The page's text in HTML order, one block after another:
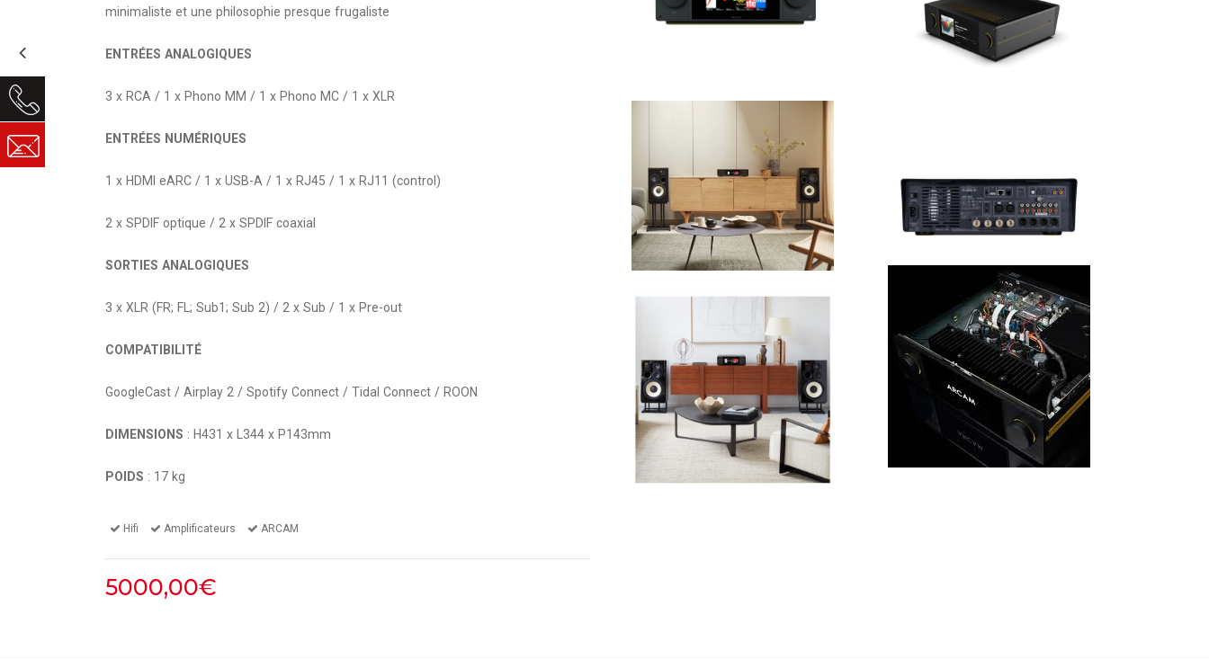
minimaliste et une philosophie presque frugaliste
ENTRÉES ANALOGIQUES
3 x RCA / 1 x Phono MM / 1 x Phono MC / 1 x XLR
ENTRÉES NUMÉRIQUES
1 x HDMI eARC / 1 x USB-A / 1 x RJ45 / 1 x RJ11 (control)
2 x SPDIF optique / 2 x SPDIF coaxial
SORTIES ANALOGIQUES
3 x XLR (FR; FL; Sub1; Sub 2) / 2 x Sub / 1 x Pre-out
COMPATIBILITÉ
GoogleCast / Airplay 2 / Spotify Connect / Tidal Connect / ROON
DIMENSIONS : H431 x L344 x P143mm
POIDS : 17 kg
Hifi Amplificateurs ARCAM
5000,00€